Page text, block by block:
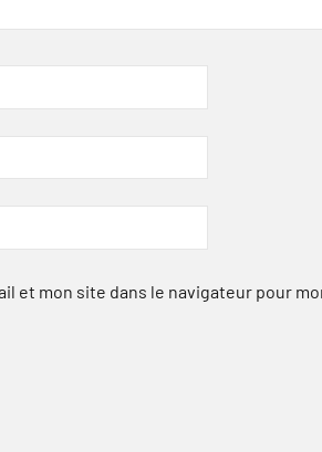
et mon site dans le navigateur pour